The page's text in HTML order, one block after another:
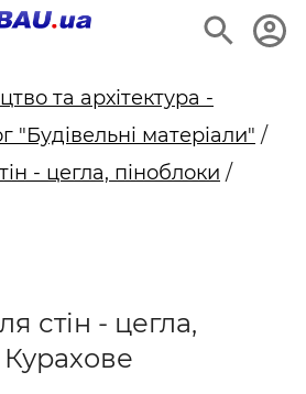
та архітектура -
"Будівельні матеріали" /
- цегла, піноблоки /
стін - цегла,